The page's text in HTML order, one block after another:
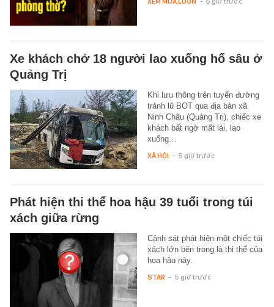
Xe khách chở 18 người lao xuống hố sâu ở
Quảng Trị
Khi lưu thông trên tuyến đường
tránh lũ BOT qua địa bàn xã
Ninh Châu (Quảng Trị), chiếc xe
khách bất ngờ mất lái, lao
xuống…
XÃ HỘI - 5 giờ trước
Phát hiện thi thể hoa hậu 39 tuổi trong túi
xách giữa rừng
Cảnh sát phát hiện một chiếc túi
xách lớn bên trong là thi thể của
hoa hậu này.
STAR - 5 giờ trước